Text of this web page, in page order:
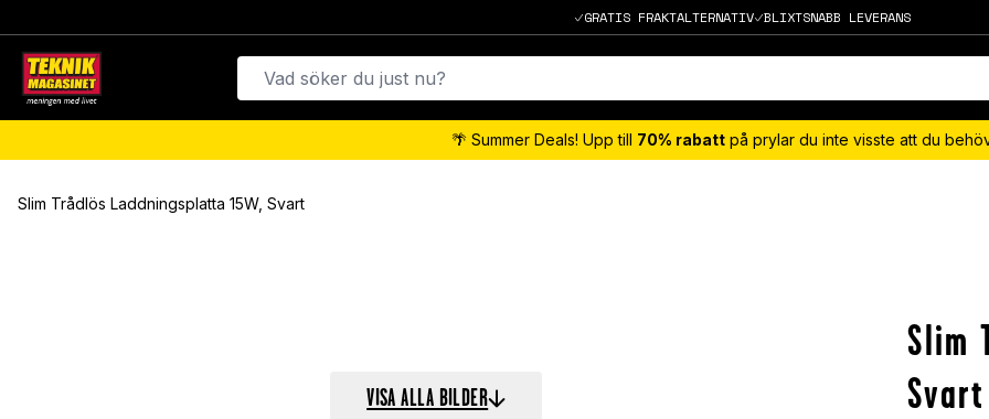
GRATIS FRAKTALTERNATIV BLIXTSNABB LEVERANS
🌴 Summer Deals! Upp till 70% rabatt på prylar du inte visste att du
Slim Trådlös Laddningsplatta 15W, Svart
VISA ALLA BILDER
Slim
Svart